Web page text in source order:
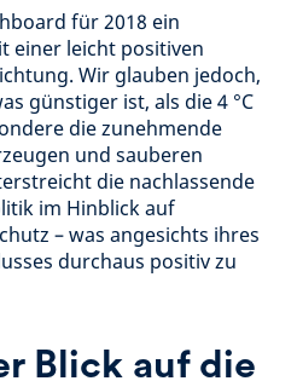
für 2018 ein
einer leicht positiven
Wir glauben jedoch,
günstiger ist, als die 4 °C
die zunehmende
und sauberen
die nachlassende
im Hinblick auf
– was angesichts ihres
durchaus positiv zu
Blick auf die